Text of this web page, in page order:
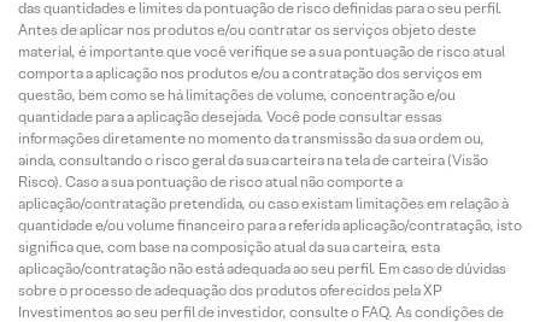
das quantidades e limites da pontuação de risco definidas para o seu perfil.
Antes de aplicar nos produtos e/ou contratar os serviços objeto deste
material, é importante que você verifique se a sua pontuação de risco atual
comporta a aplicação nos produtos e/ou a contratação dos serviços em
questão, bem como se há limitações de volume, concentração e/ou
quantidade para a aplicação desejada. Você pode consultar essas
informações diretamente no momento da transmissão da sua ordem ou,
ainda, consultando o risco geral da sua carteira na tela de carteira (Visão
Risco). Caso a sua pontuação de risco atual não comporte a
aplicação/contratação pretendida, ou caso existam limitações em relação à
quantidade e/ou volume financeiro para a referida aplicação/contratação, isto
significa que, com base na composição atual da sua carteira, esta
aplicação/contratação não está adequada ao seu perfil. Em caso de dúvidas
sobre o processo de adequação dos produtos oferecidos pela XP
Investimentos ao seu perfil de investidor, consulte o FAQ. As condições de